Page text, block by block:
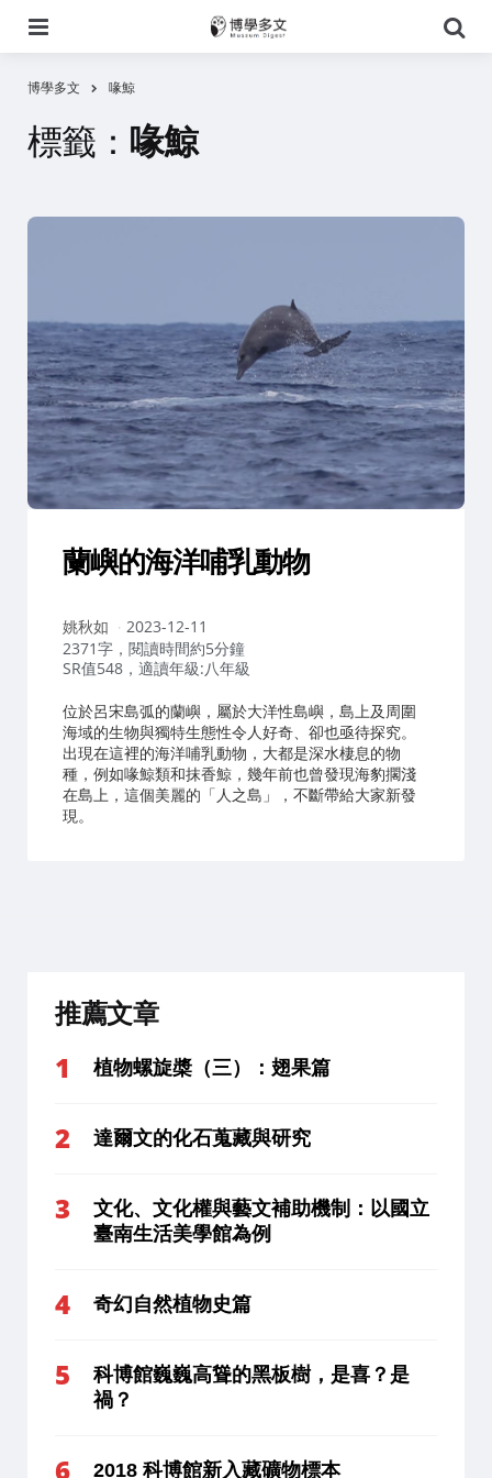
尋
博學多文 喙鯨
標籤： 喙鯨
蘭嶼的海洋哺乳動物
作
者：
姚秋如
2023-12-11
2371字，閱讀時間約5分鐘
SR值548，適讀年級:八年級
位於呂宋島弧的蘭嶼，屬於大洋性島嶼，島上及周圍
海域的生物與獨特生態性令人好奇、卻也亟待探究。
出現在這裡的海洋哺乳動物，大都是深水棲息的物
種，例如喙鯨類和抹香鯨，幾年前也曾發現海豹擱淺
在島上，這個美麗的「人之島」，不斷帶給大家新發
現。
推薦文章
植物螺旋槳（三）：翅果篇
達爾文的化石蒐藏與研究
文化、文化權與藝文補助機制：以國立
臺南生活美學館為例
奇幻自然植物史篇
科博館巍巍高聳的黑板樹，是喜？是
禍？
2018 科博館新入藏礦物標本